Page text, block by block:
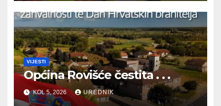
VIJESTI
Općina Rovišće čestita . . .
KOL 5, 2026 UREDNIK